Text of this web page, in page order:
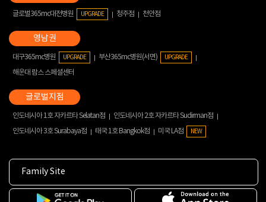
글로벌365mc대전병원 UPGRADE 청주점 천안점
대구365mc병원 UPGRADE 부산365mc병원(서면) UPGRADE
해운대 람스 스페셜센터
인도네시아 1호 자카르타 Selatan점
인도네시아 2호 자카르타 Sudirman점
인도네시아 3호 Surabaya점
태국 1호 Bangkok점 미국 LA점 NEW
Family Site